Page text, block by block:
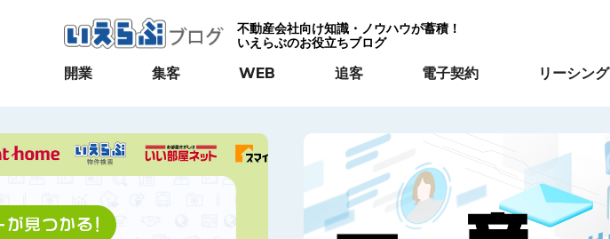
不動産会社向け知識・ノウハウが蓄積！
いえらぶのお役立ちブログ
開業 集客 WEB 追客 電子契約 リーシング